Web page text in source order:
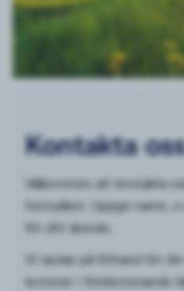
Kontakta
Välkommen att kontakta
formuläret. Uppge namn,
för ditt ärende.
Vi tackar på förhand för
kommer i förekommande